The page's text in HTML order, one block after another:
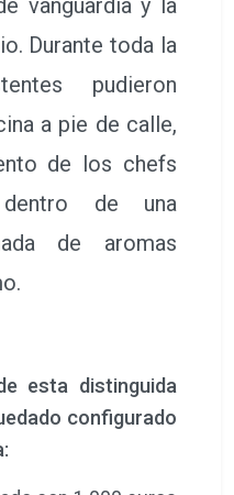
contagiando al
territorial
con
Gastroliva , nació
de posicionar a
ha logrado
la tradición más